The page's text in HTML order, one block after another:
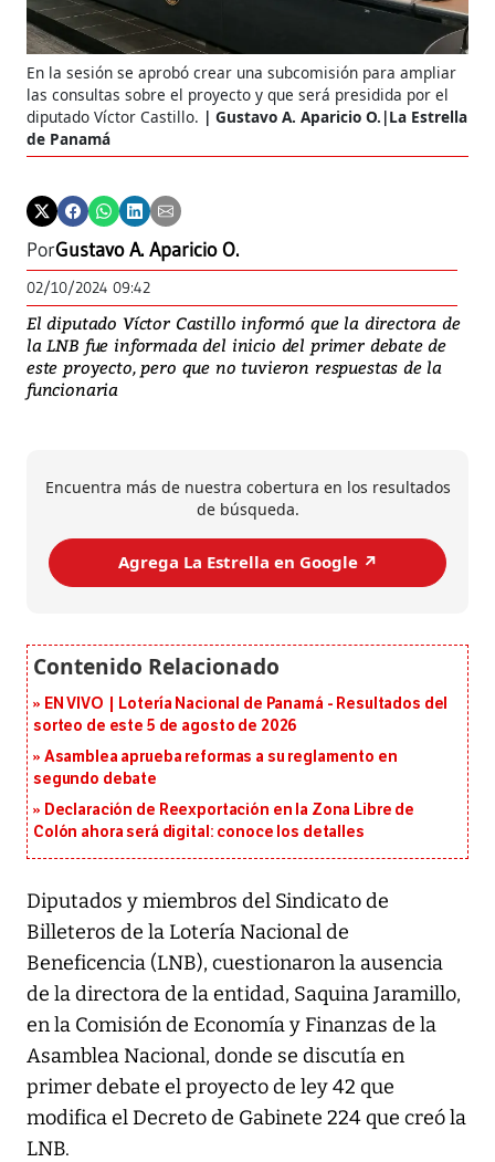
En la sesión se aprobó crear una subcomisión para ampliar
las consultas sobre el proyecto y que será presidida por el
diputado Víctor Castillo.
Gustavo A. Aparicio O.|La Estrella
de Panamá
PorGustavo A. Aparicio O.
02/10/2024 09:42
El diputado Víctor Castillo informó que la directora de
la LNB fue informada del inicio del primer debate de
este proyecto, pero que no tuvieron respuestas de la
funcionaria
Encuentra más de nuestra cobertura en los resultados
de búsqueda.
Agrega La Estrella en Google ↗️
EN VIVO | Lotería Nacional de Panamá - Resultados del
sorteo de este 5 de agosto de 2026
Asamblea aprueba reformas a su reglamento en
segundo debate
Declaración de Reexportación en la Zona Libre de
Colón ahora será digital: conoce los detalles
Diputados y miembros del Sindicato de
Billeteros de la Lotería Nacional de
Beneficencia (LNB), cuestionaron la ausencia
de la directora de la entidad, Saquina Jaramillo,
en la Comisión de Economía y Finanzas de la
Asamblea Nacional, donde se discutía en
primer debate el proyecto de ley 42 que
modifica el Decreto de Gabinete 224 que creó la
LNB.